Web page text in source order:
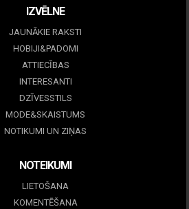
IZVĒLNE
JAUNĀKIE RAKSTI
HOBIJI&PADOMI
ATTIECĪBAS
INTERESANTI
DZĪVESSTILS
MODE&SKAISTUMS
NOTIKUMI UN ZIŅAS
NOTEIKUMI
LIETOŠANA
KOMENTĒŠANA